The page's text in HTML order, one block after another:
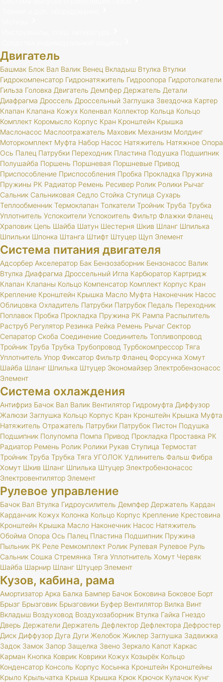
Двигатель
Башмак Блок Вал Валик Венец Вкладыш Втулка Втулки
Гидрокомпенсатор Гидронатяжитель Гидроопора Гидротолкатели
Гильза Головка Двигатель Демпфер Держатель Детали
Диафрагма Дроссель Дроссельный Заглушка Звездочка Картер
Клапан Клапана Кожух Коленвал Коллектор Кольца Кольцо
Комплект Коромысло Корпус Кран Кронштейн Крышка
Маслонасос Маслоотражатель Маховик Механизм Молдинг
Моторкомплект Муфта Набор Насос Натяжитель Натяжное Опора
Ось Палец Патрубки Переходник Пластина Подушка Подшипник
Полушайба Поршень Поршневая Поршневые Привод
Приспособление Приспособления Пробка Прокладка Пружина
Пружины РК Радиатор Ремень Ресивер Ролик Ролики Рычаг
Сальник Сальниковая Седло Стойка Ступица Сухарь
Теплообменник Термоклапан Толкатели Тройник Труба Трубка
Уплотнитель Успокоители Успокоитель Фильтр Флажки Фланец
Храповик Цепь Шайба Шатун Шестерня Шкив Шланг Шпилька
Шпильки Шпонка Штанга Штифт Штуцер Щуп Элемент
Система питания двигателя
Адсорбер Акселератор Бак Бензозаборник Бензонасос Валик
Втулка Диафрагма Дроссельный Игла Карбюратор Картридж
Клапан Клапаны Кольцо Компенсатор Комплект Корпус Кран
Крепление Кронштейн Крышка Масло Муфта Наконечник Насос
Облицовка Охладитель Патрубки Патрубок Педаль Переходник
Поплавок Пробка Прокладка Пружина РК Рампа Распылитель
Раструб Регулятор Резинка Рейка Ремень Рычаг Сектор
Сепаратор Скоба Соединение Соединитель Топливопровод
Тройник Труба Трубка Трубопровод Турбокомпрессор Тяга
Уплотнитель Упор Фиксатор Фильтр Фланец Форсунка Хомут
Шайба Шланг Шпилька Штуцер Экономайзер Электробензонасос
Элемент
Система охлаждения
Антифриз Бачок Вал Валик Вентилятор Гидромуфта Диффузор
Жалюзи Заглушка Кольцо Корпус Кран Кронштейн Крышка Муфта
Натяжитель Отражатель Патрубки Патрубок Пистон Подушка
Подшипник Полупомпа Помпа Привод Прокладка Проставка РК
Радиатор Ремень Ролик Ролики Рукав Ступица Термостат
Тройник Труба Трубка Тяга УГОЛОК Удлинитель Фальш Фибра
Хомут Шкив Шланг Шпилька Штуцер Электробензонасос
Электровентилятор Элемент
Рулевое управление
Бачок Вал Втулка Гидроусилитель Демпфер Держатель Кардан
Карданчик Кожух Колонка Кольцо Корпус Крепление Крестовина
Кронштейн Крышка Масло Наконечник Насос Натяжитель
Обойма Опора Ось Палец Пластина Подшипник Пружина
Пыльник РК Реле Ремкомплект Ролик Рулевая Рулевое Руль
Сальник Сошка Стремянка Тяга Уплотнитель Хомут Червяк
Шайба Шарнир Шланг Штуцер Элемент
Кузов, кабина, рама
Амортизатор Арка Балка Бампер Бачок Боковина Боковое Борт
Брызг Брызговик Брызговики Буфер Вентилятор Вилка Винт
Вкладыш Воздуховод Воздухозаборник Втулка Гайка Гнездо
Дверь Держатели Держатель Дефлектор Дефлектора Дефростер
Диск Диффузор Дуга Дуги Желобок Жиклер Заглушка Задвижка
Задок Замок Запор Защелка Звено Зеркало Капот Каркас
Карман Кнопка Коврик Коврики Кожух Козырёк Кольцо
Конденсатор Консоль Корпус Косынка Кронштейн Кронштейны
Крыло Крыльчатка Крыша Крышка Крюк Крючок Кулачок Кунг